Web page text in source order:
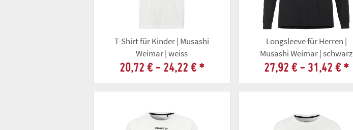
T-Shirt für Kinder | Musashi
Weimar | weiss
20,72 € - 24,22 € *
Longsleeve für Herren |
Musashi Weimar | schwarz
27,92 € - 31,42 € *